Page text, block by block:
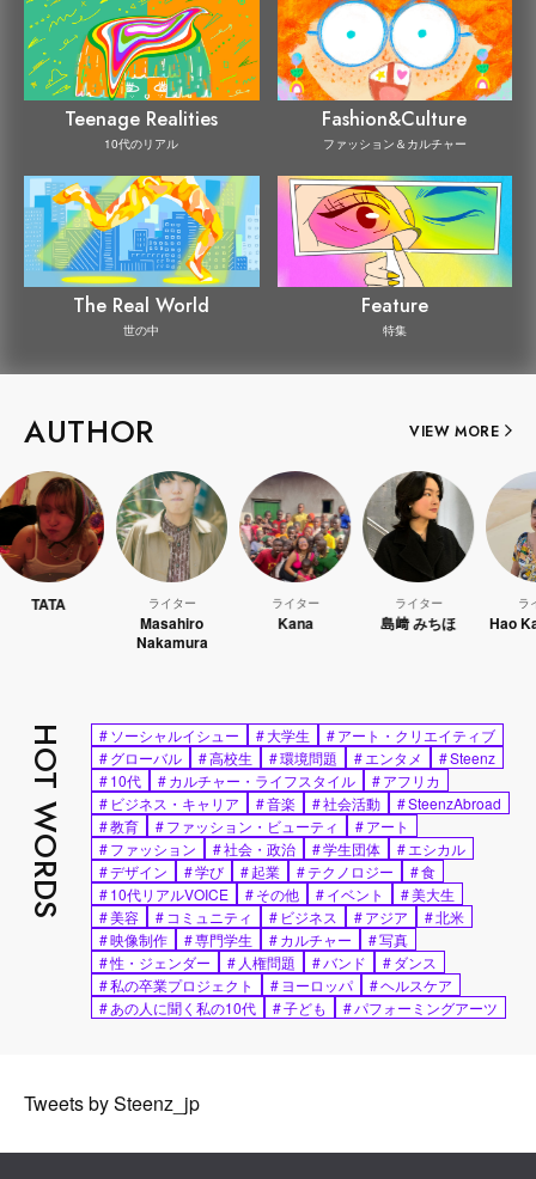
Teenage Realities
10代のリアル
Fashion&Culture
ファッション＆カルチャー
The Real World
世の中
Feature
特集
AUTHOR VIEW MORE
Masahiro
Nakamura
島﨑 みちほ Hao
HOT WORDS #ソーシャルイシュー #大学生 #アート・クリエイティブ
#グローバル #高校生 #環境問題 #エンタメ #Steenz
#10代 #カルチャー・ライフスタイル #アフリカ
# ビジネス・キャリア #音楽 #社会活動 #SteenzAbroad
#教育 #ファッション・ビューティ #アート
#ファッション #社会・政治 #学生団体 #エシカル
#デザイン #学び #起業 #テクノロジー #食
#10代リアルVOICE #その他 #イベント #美大生
#美容 # コミュニティ # ビジネス #アジア #北米
#映像制作 #専門学生 #カルチャー #写真
#性・ジェンダー # 人権問題 #バンド #ダンス
#私の卒業プロジェクト #ヨーロッパ #ヘルスケア
#あの人に聞く私の10代 #子ども #パフォーミングアーツ
Tweets by Steenz_jp